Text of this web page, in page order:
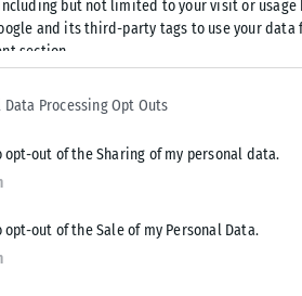
but not limited to your visit or usage
and its third-party tags to use your data
section.
Data Processing Opt Outs
opt-out of the Sharing of my personal data.
opt-out of the Sale of my Personal Data.
το πρώτο εξάμηνο του 2025 σε 1.292
επιστροφές μέσω του Διεθνούς
αύξηση περίπου 18%, ενώ οι
παράτυπες αφίξεις μειώθηκαν κατά
από 16.985, εξέλιξη που όπως
κατά 25% που είχε καταγραφεί το 2025.